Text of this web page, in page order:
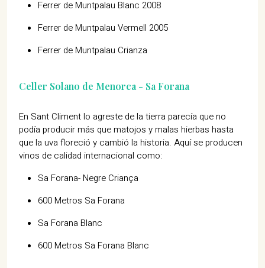
Ferrer de Muntpalau Blanc 2008
Ferrer de Muntpalau Vermell 2005
Ferrer de Muntpalau Crianza
Celler Solano de Menorca - Sa Forana
En Sant Climent lo agreste de la tierra parecía que no
podía producir más que matojos y malas hierbas hasta
que la uva floreció y cambió la historia. Aquí se producen
vinos de calidad internacional como:
Sa Forana- Negre Criança
600 Metros Sa Forana
Sa Forana Blanc
600 Metros Sa Forana Blanc